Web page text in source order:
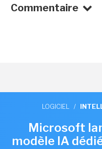
Commentaire
LOGICIEL /
Microsoft
modèle IA